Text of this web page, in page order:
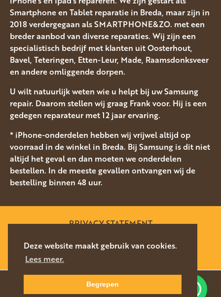
Deze website maakt gebruik van cookies.
Lees meer.
Begrepen
Smartphone en Tablet reparatie in Breda, maar zijn in
2018 verdergegaan als SMARTPHONE&ZO. met een
breder aanbod van diverse reparaties. Wij zijn een
specialistisch bedrijf met klanten uit Oosterhout,
Bavel, Teteringen, Etten-Leur, Made, Raamsdonksveer
en andere omliggende dorpen.
U wilt natuurlijk weten wie u helpt bij uw Samsung
repair. Daarom stellen wij graag Frank voor. Hij is een
gedegen reparateur met 12 jaar ervaring.
* iPhone-onderdelen hebben wij vrijwel altijd op
voorraad in de winkel in Breda. Bij Samsung is dit niet
altijd het geval en dan moeten we onderdelen
bestellen. In de meeste gevallen ontvangen wij de
bestelling binnen 48 uur.
PRIVACY STATEMENT
WEBSITE DOOR
DIRECT CONTACT
Waar kunnen we u mee helpen?